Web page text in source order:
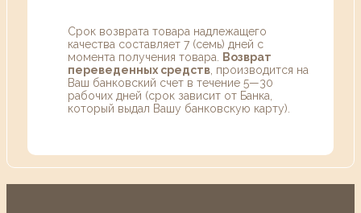
Срок возврата товара надлежащего
качества составляет 7 (семь) дней с
момента получения товара.
Возврат
переведенных средств , производится на
Ваш банковский счет в течение 5—30
рабочих дней (срок зависит от Банка,
который выдал Вашу банковскую карту).